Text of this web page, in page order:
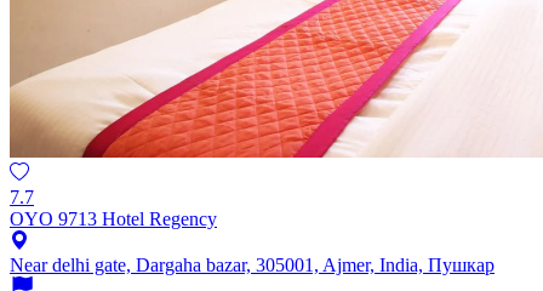
7.7
OYO 9713 Hotel Regency
Near delhi gate, Dargaha bazar, 305001, Ajmer, India, Пушкар